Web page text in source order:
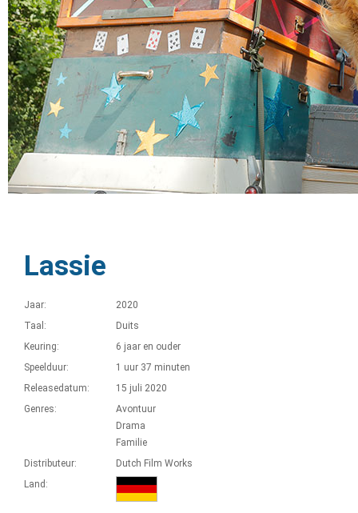
Lassie
Jaar:
2020
Taal:
Duits
Keuring:
6 jaar en ouder
Speelduur:
1 uur 37 minuten
Releasedatum:
15 juli 2020
Genres:
Avontuur
Drama
Familie
Distributeur:
Dutch Film Works
Land: